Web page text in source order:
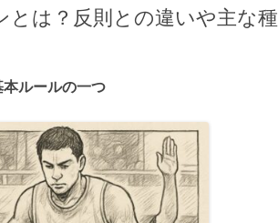
とは？反則との違いや主な種
ルールの一つ